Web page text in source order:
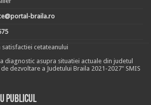
braila.ro
cetateanului
diagnostic asupra situatiei actuale din judetul
dezvoltare a Judetului Braila 2021-2027" SMIS
publicul